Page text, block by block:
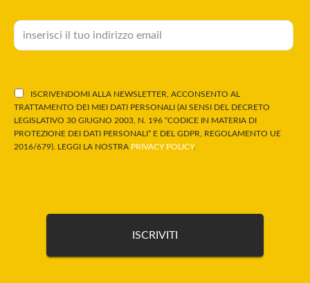
ISCRIVENDOMI ALLA NEWSLETTER, ACCONSENTO AL
TRATTAMENTO DEI MIEI DATI PERSONALI (AI SENSI DEL DECRETO
LEGISLATIVO 30 GIUGNO 2003, N. 196 “CODICE IN MATERIA DI
PROTEZIONE DEI DATI PERSONALI” E DEL GDPR, REGOLAMENTO UE
2016/679). LEGGI LA NOSTRA PRIVACY POLICY.